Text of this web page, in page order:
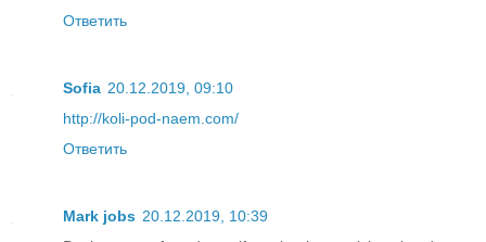
Ответить
Sofia 20.12.2019, 09:10
http://koli-pod-naem.com/
Ответить
Mark jobs 20.12.2019, 10:39